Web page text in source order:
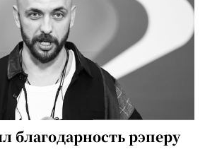
благодарность рэперу